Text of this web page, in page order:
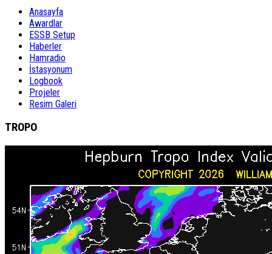
Anasayfa
Awardlar
ESSB Setup
Haberler
Hamradio
İstasyonum
Logbook
Projeler
Resim Galeri
TROPO